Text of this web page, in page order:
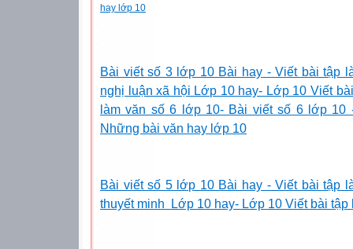
hay lớp 10
Bài viết số 3 lớp 10 Bài hay - Viết bài tập
nghị luận xã hội Lớp 10 hay- Lớp 10 Viết
làm văn số 6 lớp 10- Bài viết số 6 lớp
Những bài văn hay lớp 10
Bài viết số 5 lớp 10 Bài hay - Viết bài tập
thuyết minh Lớp 10 hay- Lớp 10 Viết bài tập